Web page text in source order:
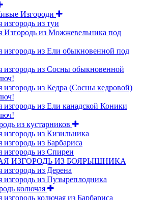
Изгороди
из туи
Изгородь из Можжевельника под
изгородь из Ели обыкновенной под
изгородь из Сосны обыкновенной
изгородь из Кедра (Сосны кедровой)
изгородь из Ели канадской Коники
из кустарников
изгородь из Кизильника
из Барбариса
изгородь из Спиреи
ИЗГОРОДЬ ИЗ БОЯРЫШНИКА
из Дерена
изгородь из Пузыреплодника
колючая
колючая из Барбариса